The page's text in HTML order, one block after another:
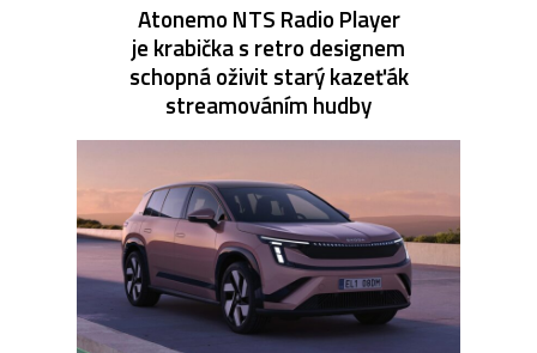
Atonemo NTS Radio Player
je krabička s retro designem
schopná oživit starý kazeťák
streamováním hudby